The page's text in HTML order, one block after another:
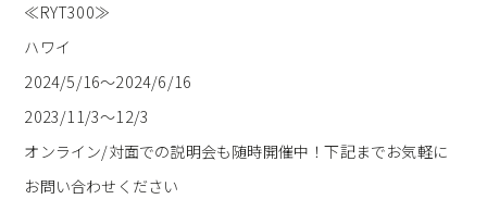
≪RYT300≫
ハワイ
2024/5/16～2024/6/16
2023/11/3～12/3
オンライン/対面での説明会も随時開催中！下記までお気軽に
お問い合わせください